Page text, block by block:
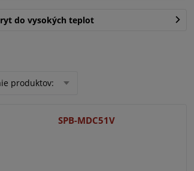
do vysokých teplot
produktov:
SPB-MDC51V